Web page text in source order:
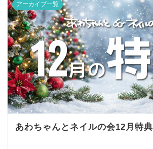
アーカイブ一覧
あわちゃんとネイルの会12月特典